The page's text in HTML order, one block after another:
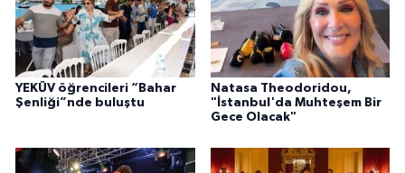
YEKÜV öğrencileri “Bahar
Şenliği”nde buluştu
Natasa Theodoridou,
"İstanbul'da Muhteşem Bir
Gece Olacak"